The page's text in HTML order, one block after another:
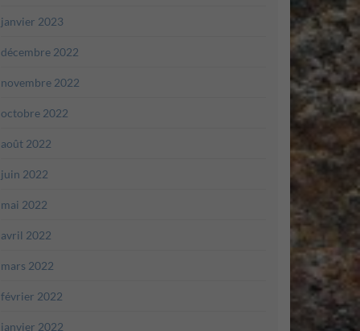
janvier 2023
décembre 2022
novembre 2022
octobre 2022
août 2022
juin 2022
mai 2022
avril 2022
mars 2022
février 2022
janvier 2022